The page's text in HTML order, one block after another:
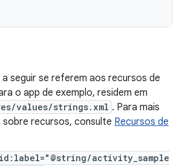
seguir se referem aos recursos de
o app de exemplo, residem em
values/strings.xml . Para mais
recursos, consulte Recursos de
activity_sample